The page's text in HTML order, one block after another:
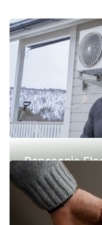
Panasonic
(-42 °C)